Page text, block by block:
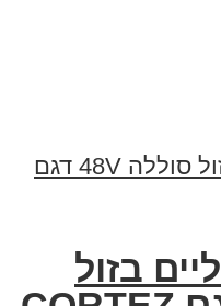
בזול